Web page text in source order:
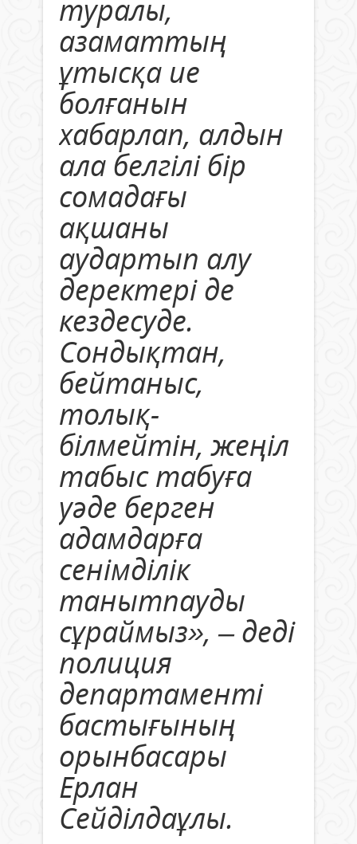
туралы,
азаматтың
ұтысқа ие
болғанын
хабарлап, алдын
ала белгілі бір
сомадағы
ақшаны
аудартып алу
деректері де
кездесуде.
Сондықтан,
бейтаныс,
толық-
білмейтін, жеңіл
табыс табуға
уәде берген
адамдарға
сенімділік
танытпауды
сұраймыз», – деді
полиция
департаменті
бастығының
орынбасары
Ерлан
Сейділдаұлы.